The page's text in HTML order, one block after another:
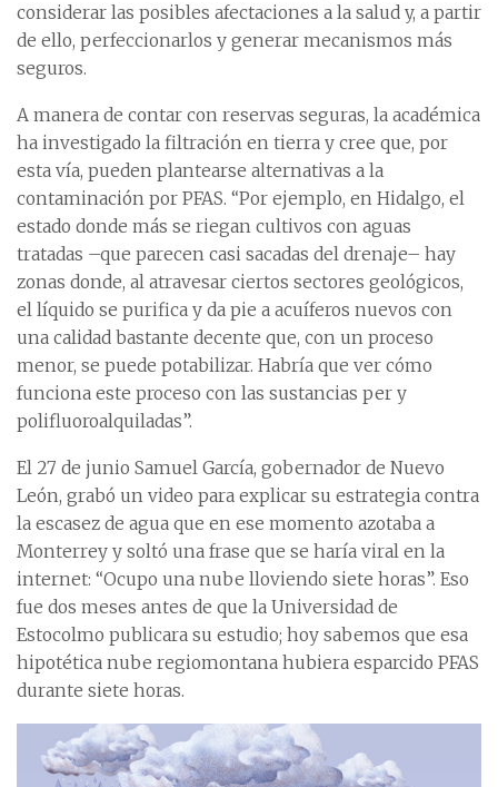
considerar las posibles afectaciones a la salud y, a partir
de ello, perfeccionarlos y generar mecanismos más
seguros.
A manera de contar con reservas seguras, la académica
ha investigado la filtración en tierra y cree que, por
esta vía, pueden plantearse alternativas a la
contaminación por PFAS. “Por ejemplo, en Hidalgo, el
estado donde más se riegan cultivos con aguas
tratadas –que parecen casi sacadas del drenaje– hay
zonas donde, al atravesar ciertos sectores geológicos,
el líquido se purifica y da pie a acuíferos nuevos con
una calidad bastante decente que, con un proceso
menor, se puede potabilizar. Habría que ver cómo
funciona este proceso con las sustancias per y
polifluoroalquiladas”.
El 27 de junio Samuel García, gobernador de Nuevo
León, grabó un video para explicar su estrategia contra
la escasez de agua que en ese momento azotaba a
Monterrey y soltó una frase que se haría viral en la
internet: “Ocupo una nube lloviendo siete horas”. Eso
fue dos meses antes de que la Universidad de
Estocolmo publicara su estudio; hoy sabemos que esa
hipotética nube regiomontana hubiera esparcido PFAS
durante siete horas.